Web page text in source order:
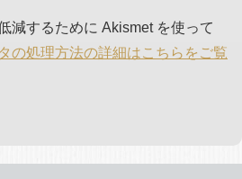
減するために Akismet を使って
の処理方法の詳細はこちらをご覧